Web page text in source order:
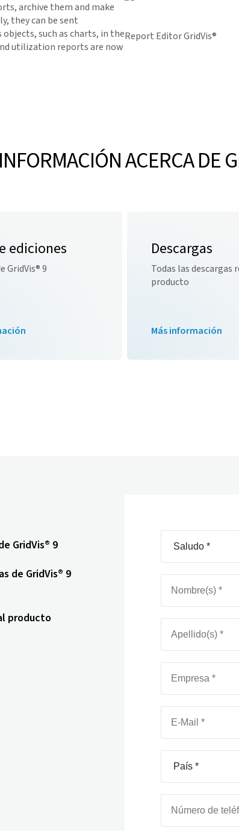
Report Editor GridVis®
archive them and make
they can be sent
such as charts, in the
utilization reports are now
ACERCA DE
ediciones
GridVis® 9
Descargas
Todas las descargas
producto
Más información
GridVis® 9
de GridVis® 9
producto